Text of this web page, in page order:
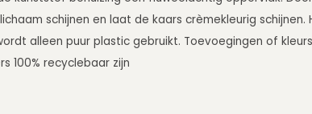
schijnen en laat de kaars crèmekleurig
alleen puur plastic gebruikt. Toevoegingen of
100% recyclebaar zijn